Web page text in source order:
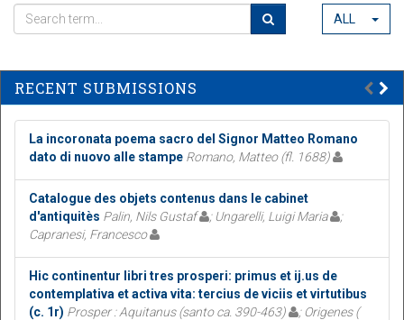
ALL
RECENT SUBMISSIONS
La incoronata poema sacro del Signor Matteo Romano
dato di nuovo alle stampe Romano, Matteo (fl. 1688)
Catalogue des objets contenus dans le cabinet
d'antiquitès Palin, Nils Gustaf ; Ungarelli, Luigi Maria
;
Capranesi, Francesco
Hic continentur libri tres prosperi: primus et ij.us de
contemplativa et activa vita: tercius de viciis et virtutibus
(c. 1r) Prosper : Aquitanus (santo ca. 390-463)
; Origenes (